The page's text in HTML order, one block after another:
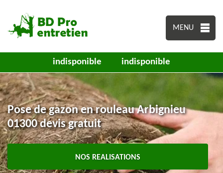
MENU
indisponible indisponible
Pose de gazon en rouleau Arbignieu
01300 devis gratuit
NOS REALISATIONS